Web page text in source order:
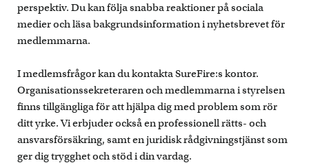
perspektiv. Du kan följa snabba reaktioner på sociala
medier och läsa bakgrundsinformation i nyhetsbrevet för
medlemmarna.
I medlemsfrågor kan du kontakta SureFire:s kontor.
Organisationssekreteraren och medlemmarna i styrelsen
finns tillgängliga för att hjälpa dig med problem som rör
ditt yrke. Vi erbjuder också en professionell rätts- och
ansvarsförsäkring, samt en juridisk rådgivningstjänst som
ger dig trygghet och stöd i din vardag.